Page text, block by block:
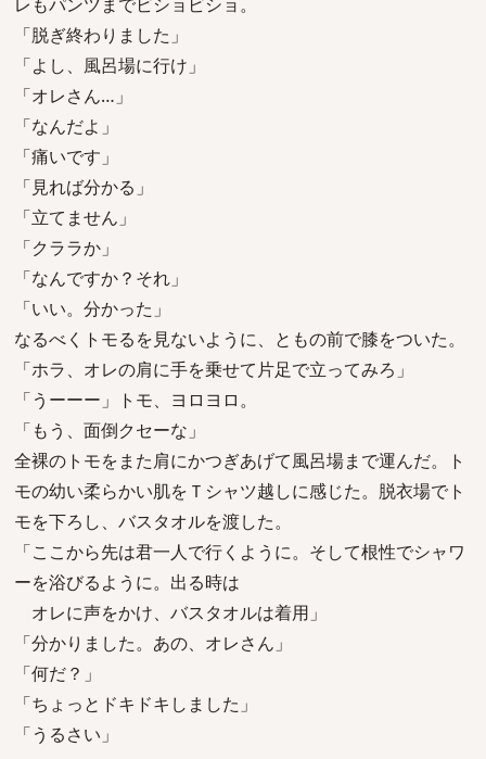
「脱ぎ終わりました」
「よし、風呂場に行け」
「オレさん…」
「なんだよ」
「痛いです」
「見れば分かる」
「立てません」
「クララか」
「なんですか？それ」
「いい。分かった」
なるべくトモるを見ないように、ともの前で膝をついた。
「ホラ、オレの肩に手を乗せて片足で立ってみろ」
「うーーー」トモ、ヨロヨロ。
「もう、面倒クセーな」
全裸のトモをまた肩にかつぎあげて風呂場まで運んだ。ト
モの幼い柔らかい肌をＴシャツ越しに感じた。脱衣場でト
モを下ろし、バスタオルを渡した。
「ここから先は君一人で行くように。そして根性でシャワ
ーを浴びるように。出る時は
オレに声をかけ、バスタオルは着用」
「分かりました。あの、オレさん」
「何だ？」
「ちょっとドキドキしました」
「うるさい」